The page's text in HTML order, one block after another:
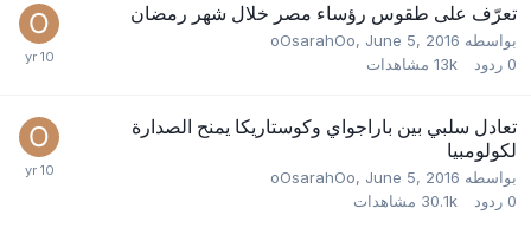
تعرّف على طقوس رؤساء مصر خلال شهر رمضان
بواسطه oOsarahOo ,June 5, 2016
0 ردود 13k مشاهدات
تعادل سلبي بين باراجواي وكوستاريكا يمنح الصدارة
لكولومبيا
بواسطه oOsarahOo ,June 5, 2016
0 ردود 30.1k مشاهدات